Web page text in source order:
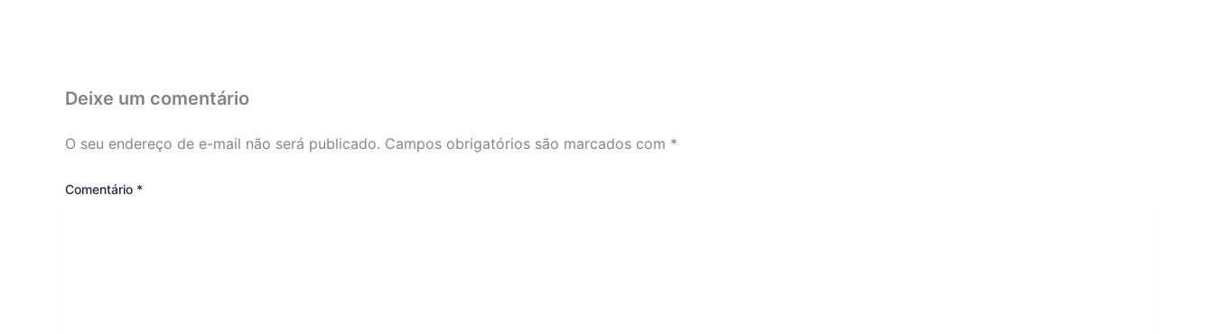
Deixe um comentário
O seu endereço de e-mail não será publicado. Campos obrigatórios são marcados com *
Comentário *